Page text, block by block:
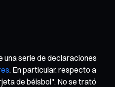
una serie de declaraciones
. En particular, respecto a
de béisbol". No se trató